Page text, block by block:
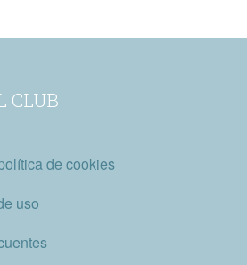
CLUB
de cookies
uso